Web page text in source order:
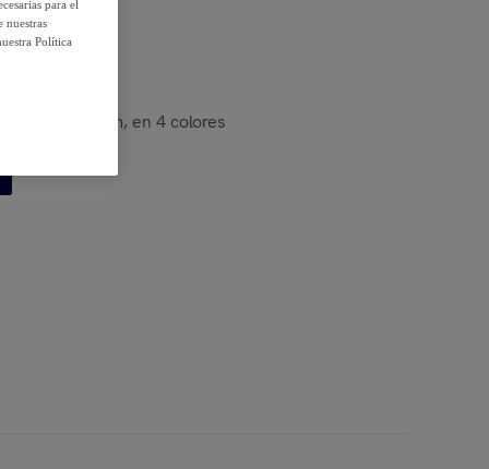
cuadrado slim, en 4 colores
para el
nuestras
Política